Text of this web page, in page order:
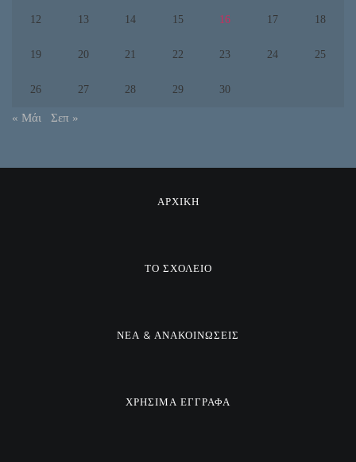
12 13 14 15 16 17 18
19 20 21 22 23 24 25
26 27 28 29 30
« Μάι Σεπ »
ΑΡΧΙΚΗ
ΤΟ ΣΧΟΛΕΙΟ
ΝΕΑ & ΑΝΑΚΟΙΝΩΣΕΙΣ
ΧΡΗΣΙΜΑ ΕΓΓΡΑΦΑ